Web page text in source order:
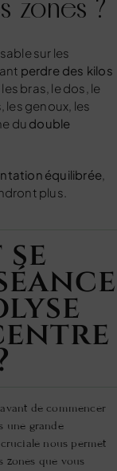
zones ?
sur les
perdre des kilos
bras, le dos, le
les genoux, les
du double
équilibrée
plus.
de commencer
une grande
nous permet
zones que vous